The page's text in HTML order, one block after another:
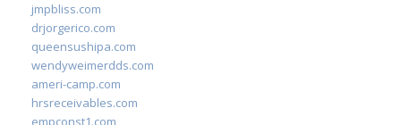
jmpbliss.com
drjorgerico.com
queensushipa.com
wendyweimerdds.com
ameri-camp.com
hrsreceivables.com
empconst1.com